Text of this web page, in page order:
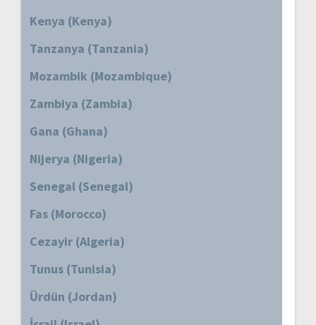
Kenya (Kenya)
Tanzanya (Tanzania)
Mozambik (Mozambique)
Zambiya (Zambia)
Gana (Ghana)
Nijerya (Nigeria)
Senegal (Senegal)
Fas (Morocco)
Cezayir (Algeria)
Tunus (Tunisia)
Ürdün (Jordan)